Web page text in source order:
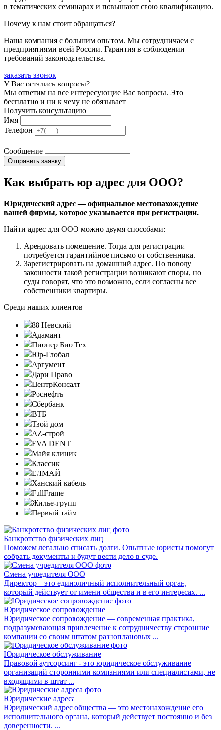
в тематических семинарах и повышают свою квалификацию.
Почему к нам стоит обращаться?
Наша компания с большим опытом. Мы сотрудничаем с
предприятиями всей России. Гарантия в соблюдении
требований законодательства.
заказать звонок
У Вас остались вопросы?
Мы ответим на все интересующие Вас вопросы. Это
бесплатно и ни к чему не обязывает
Получить консультацию
Имя
Телефон
Сообщение
Как выбрать юр адрес для ООО?
Юридический адрес — официальное местонахождение
вашей фирмы, которое указывается при регистрации.
Найти адрес для ООО можно двумя способами:
Арендовать помещение. Тогда для регистрации
потребуется гарантийное письмо от собственника.
Зарегистрировать на домашний адрес. По поводу
законности такой регистрации возникают споры, но
суды говорят, что это возможно, если согласны все
собственники квартиры.
Среди наших клиентов
88 Невский
Адамант
Пионер Био Тех
Юр-Глобал
Аргумент
Дари Право
ЦентрКонсалт
Роснефть
Сбербанк
ВТБ
Твой дом
AZ-строй
EVA DENT
Майя клиник
Классик
ЕЛМАЙ
Ханский кабель
FullFrame
Жилье-групп
Первый тайм
Банкротство физических лиц
Поможем легально списать долги. Опытные юристы помогут
собрать документы и будут вести дело в суде.
Смена учредителя ООО
Директор – это единоличный исполнительный орган,
который действует от имени общества и в его интересах. ...
Юридическое сопровождение
Юридическое сопровождение — современная практика,
подразумевающая привлечение к сотрудничеству сторонние
компании со своим штатом разноплановых ...
Юридическое обслуживание
Правовой аутсорсинг - это юридическое обслуживание
организаций сторонними компаниями или специалистами, не
входящими в штат ...
Юридические адреса
Юридический адрес общества — это местонахождение его
исполнительного органа, который действует постоянно и без
доверенности. ...